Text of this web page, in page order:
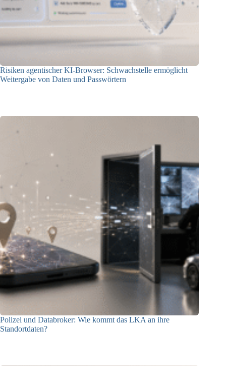
Risiken agentischer KI-Browser: Schwachstelle ermöglicht
Weitergabe von Daten und Passwörtern
Polizei und Databroker: Wie kommt das LKA an ihre
Standortdaten?